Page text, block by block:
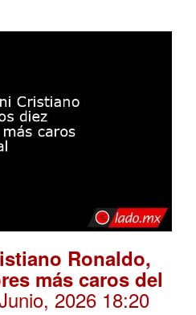
Ronaldo,
más caros del
2026 18:20